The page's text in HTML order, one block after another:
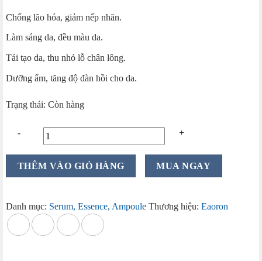
là:
805.000 ₫.
tại
là:
665.000 ₫.
Chống lão hóa, giảm nếp nhăn.
Làm sáng da, đều màu da.
Tái tạo da, thu nhỏ lỗ chân lông.
Dưỡng ẩm, tăng độ đàn hồi cho da.
Trạng thái: Còn hàng
Serum
Peptide
0.5g
x
THÊM VÀO GIỎ HÀNG MUA NGAY
Danh mục: Serum, Essence, Ampoule Thương hiệu: Eaoron